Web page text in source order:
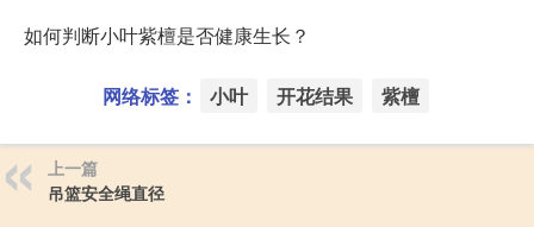
如何判断小叶紫檀是否健康生长？
网络标签： 小叶 开花结果 紫檀
上一篇
吊篮安全绳直径